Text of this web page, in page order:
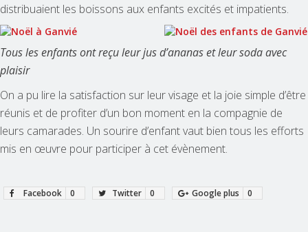
distribuaient les boissons aux enfants excités et impatients.
Tous les enfants ont reçu leur jus d’ananas et leur soda avec
plaisir
On a pu lire la satisfaction sur leur visage et la joie simple d’être
réunis et de profiter d’un bon moment en la compagnie de
leurs camarades. Un sourire d’enfant vaut bien tous les efforts
mis en œuvre pour participer à cet évènement.
schnell und einfach erwerben.
advantage.
Facebook 0 Twitter 0 Google plus 0